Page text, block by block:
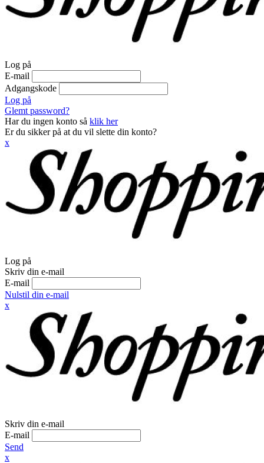
Log på
E-mail
Adgangskode
Log på
Glemt password?
Har du ingen konto så klik her
Er du sikker på at du vil slette din konto?
x
Log på
Skriv din e-mail
E-mail
Nulstil din e-mail
x
Skriv din e-mail
E-mail
Send
x